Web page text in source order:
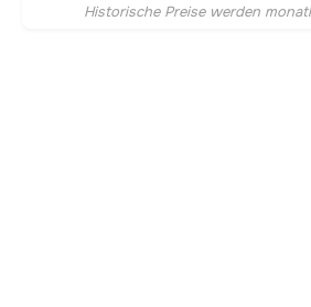
Historische Preise werden